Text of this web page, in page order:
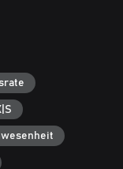
Anomalie
und
Outer Wilds zu